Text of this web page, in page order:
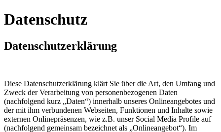
Datenschutz
Datenschutzerklärung
Diese Datenschutzerklärung klärt Sie über die Art, den Umfang und
Zweck der Verarbeitung von personenbezogenen Daten
(nachfolgend kurz „Daten“) innerhalb unseres Onlineangebotes und
der mit ihm verbundenen Webseiten, Funktionen und Inhalte sowie
externen Onlinepräsenzen, wie z.B. unser Social Media Profile auf
(nachfolgend gemeinsam bezeichnet als „Onlineangebot“). Im